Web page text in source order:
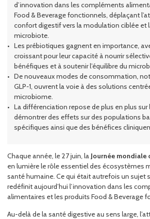
d’innovation dans les compléments
Food & Beverage fonctionnels, déplaçant
confort digestif vers la modulation ciblée et
microbiote.
Les prébiotiques gagnent en importance,
croissant pour leur capacité à nourrir
bénéfiques et à soutenir l’équilibre du
De nouveaux modes de consommation,
GLP-1, ouvrent la voie à des solutions
microbiome.
La différenciation repose de plus en plus sur
démontrer des effets sur des populations
spécifiques ainsi que des bénéfices
Chaque année, le 27 juin, la Journée
en lumière le rôle essentiel des écosystèmes
santé humaine. Ce qui était autrefois un sujet
redéfinit aujourd’hui l’innovation dans les
alimentaires et les produits Food & Beverage
Au-delà de la santé digestive au sens large,